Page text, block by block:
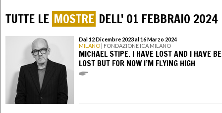
TUTTE LE MOSTRE DELL' 01 FEBBRAIO 2024
Dal 12 Dicembre 2023 al 16 Marzo 2024
MILANO | FONDAZIONE ICA MILANO
MICHAEL STIPE. I HAVE LOST AND I HAVE
LOST BUT FOR NOW I’M FLYING HIGH